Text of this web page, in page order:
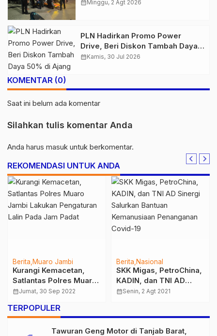
calendar_month Minggu, 2 Agt 2026
PLN Hadirkan Promo Power
Drive, Beri Diskon Tambah Daya
50% di Ajang GIIAS 2026
calendar_monthKamis, 30 Jul 2026
KOMENTAR (0)
Saat ini belum ada komentar
Silahkan tulis komentar Anda
Anda harus masuk untuk berkomentar.
REKOMENDASI UNTUK ANDA
Berita Muaro Jambi
Kurangi Kemacetan,
Satlantas Polres Muaro
Jambi Lakukan
Jam Padat
calendar_monthJumat, 30 Sep 2022
Berita Nasional
SKK Migas, PetroChina,
KADIN, dan TNI AD
Sinergi Salurkan
calendar_monthSenin, 2 Agt 2021
TERPOPULER
Tawuran Geng Motor di Tanjab Barat,